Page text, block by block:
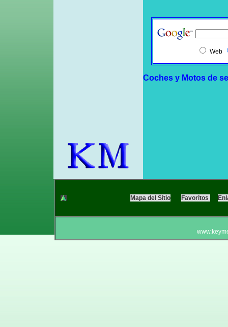
Web
Coches y Motos de
Mapa del Sitio Favoritos